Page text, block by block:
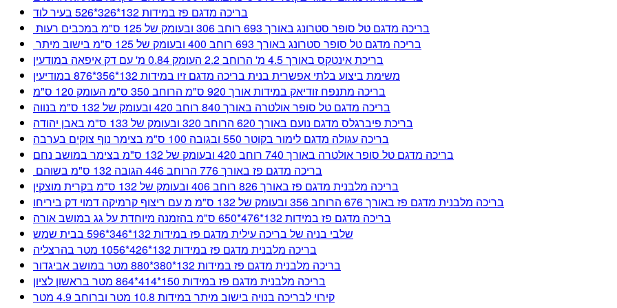
בריכה מדגם פז במידות 132*326*526 בעיר לוד
בריכה מדגם טל סופר סטרונג באורך 693 רוחב 306 ובעומק של 125 ס"מ במכבים רעות
בריכה מדגם טל סופר סטרונג באורך 693 רוחב 400 ובעומק של 125 ס"מ בישוב מיתר
בריכת אינטקס באורך 4.5 מ' הרוחב 2.2 העומק 0.84 מ' עם דק איפאה במודעין
משימת ביצוע בלתי אפשרית בנית בריכה מדגם זיו במידות 132*356*876 במודיעין
בריכה מתנפח זודיאק במידות אורך 920 ס"מ הרוחב 350 ס"מ העומק 120 ס"מ
בריכה מדגם טל סופר אולטרה באורך 840 רוחב 420 ובעומק של 132 ס"מ בנווה
בריכת פיברגלס מדגם נועם באורך 620 הרוחב 320 ובעומק של 133 ס"מ באבן יהודה
בריכה עגולה מדגם לימור בקוטר 550 ובגובה 100 ס"מ בצימר נוף צוקים בערבה
בריכה מדגם טל סופר אולטרה באורך 740 רוחב 420 ובעומק של 132 ס"מ בצימר במושב נחם
בריכה מדגם פז באורך 776 הרוחב 446 הגובה 132 ס"מ בשוהם
בריכה מלבנית מדגם פז באורך 826 רוחב 406 ובעומק של 132 ס"מ בקרית מוצקין
בריכה מלבנית מדגם פז באורך 676 הרוחב 356 ובעומק של 132 ס"מ מ עם ריצוף קרמיקה דמוי דק ביריחו
בריכה מדגם פז במידות 132*476*650 ס"מ בהזמנה מיוחדת על גג במושב אורה
שלבי בניה של בריכה עילית מדגם פז במידות 132*346*596 בבית שמש
בריכה מלבנית מדגם פז במידות 132*426*1056 מטר בהרצליה
בריכה מלבנית מדגם פז במידות 132*380*880 מטר במושב אביגדור
בריכה מלבנית מדגם פז במידות 150*414*864 מטר בראשון לציון
קירוי לבריכה בנויה בישוב מיתר במידות 10.8 מטר וברוחב 4.9 מטר